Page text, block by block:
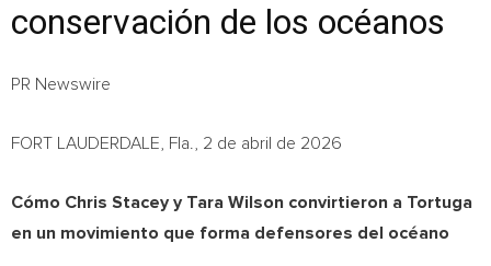
conservación de los océanos
PR Newswire
FORT LAUDERDALE, Fla., 2 de abril de 2026
Cómo Chris Stacey y Tara Wilson convirtieron a Tortuga
en un movimiento que forma defensores del océano